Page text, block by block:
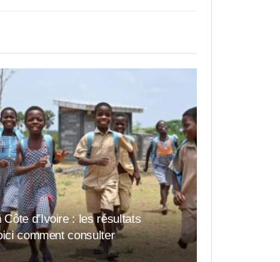
Côte d’Ivoire : les résultats
comment consulter